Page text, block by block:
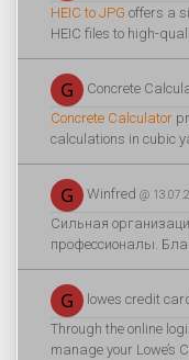
HEIC to JPG offers a
HEIC files to high-
Concrete
Concrete Calculator
calculations in cubic
Winfred @
Сильная
профессионалы.
lowes credit
Through the online
manage your Lowe’s